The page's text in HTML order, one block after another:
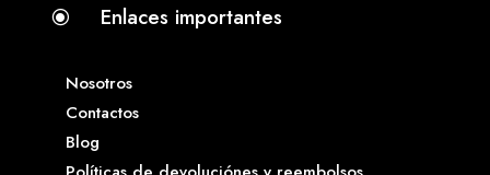
\ Enlaces importantes
Nosotros
Contactos
Blog